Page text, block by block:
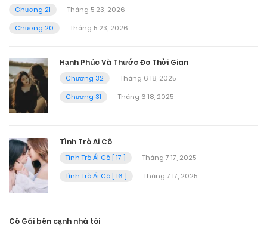
Chương 21
Tháng 5 23, 2026
Chương 20
Tháng 5 23, 2026
Hạnh Phúc Và Thước Đo Thời Gian
Chương 32
Tháng 6 18, 2025
Chương 31
Tháng 6 18, 2025
Tình Trò Ái Cô
Tình Trò Ái Cô [ 17 ]
Tháng 7 17, 2025
Tình Trò Ái Cô [ 16 ]
Tháng 7 17, 2025
Cô Gái bên cạnh nhà tôi